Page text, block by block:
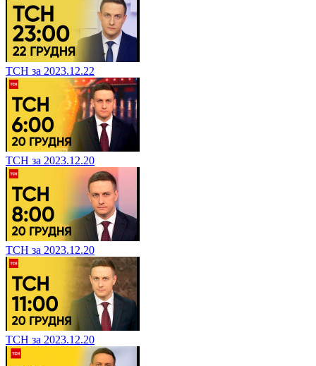
ТСН за 2023.12.22
ТСН за 2023.12.20
ТСН за 2023.12.20
ТСН за 2023.12.20